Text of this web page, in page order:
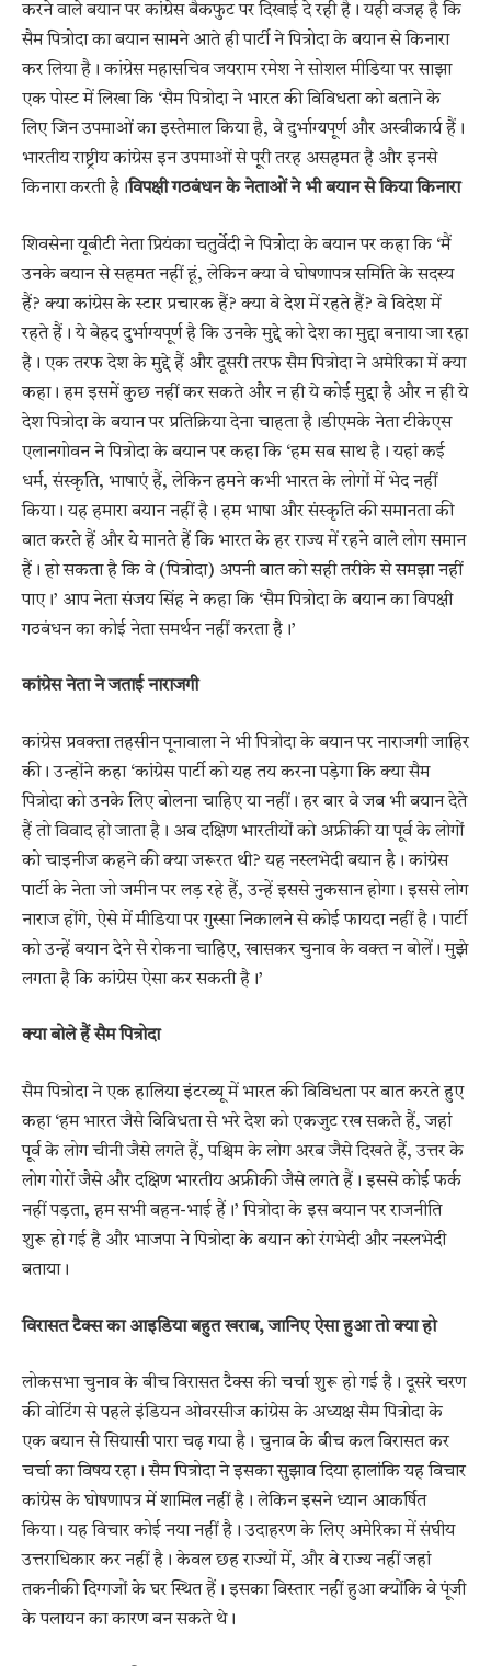
करने वाले बयान पर कांग्रेस बैकफुट पर दिखाई दे रही है। यही वजह है कि
सैम पित्रोदा का बयान सामने आते ही पार्टी ने पित्रोदा के बयान से किनारा
कर लिया है। कांग्रेस महासचिव जयराम रमेश ने सोशल मीडिया पर साझा
एक पोस्ट में लिखा कि ‘सैम पित्रोदा ने भारत की विविधता को बताने के
लिए जिन उपमाओं का इस्तेमाल किया है, वे दुर्भाग्यपूर्ण और अस्वीकार्य हैं।
भारतीय राष्ट्रीय कांग्रेस इन उपमाओं से पूरी तरह असहमत है और इनसे
किनारा करती है।विपक्षी गठबंधन के नेताओं ने भी बयान से किया किनारा
शिवसेना यूबीटी नेता प्रियंका चतुर्वेदी ने पित्रोदा के बयान पर कहा कि ‘मैं
उनके बयान से सहमत नहीं हूं, लेकिन क्या वे घोषणापत्र समिति के सदस्य
हैं? क्या कांग्रेस के स्टार प्रचारक हैं? क्या वे देश में रहते हैं? वे विदेश में
रहते हैं। ये बेहद दुर्भाग्यपूर्ण है कि उनके मुद्दे को देश का मुद्दा बनाया जा रहा
है। एक तरफ देश के मुद्दे हैं और दूसरी तरफ सैम पित्रोदा ने अमेरिका में क्या
कहा। हम इसमें कुछ नहीं कर सकते और न ही ये कोई मुद्दा है और न ही ये
देश पित्रोदा के बयान पर प्रतिक्रिया देना चाहता है।डीएमके नेता टीकेएस
एलानगोवन ने पित्रोदा के बयान पर कहा कि ‘हम सब साथ है। यहां कई
धर्म, संस्कृति, भाषाएं हैं, लेकिन हमने कभी भारत के लोगों में भेद नहीं
किया। यह हमारा बयान नहीं है। हम भाषा और संस्कृति की समानता की
बात करते हैं और ये मानते हैं कि भारत के हर राज्य में रहने वाले लोग समान
हैं। हो सकता है कि वे (पित्रोदा) अपनी बात को सही तरीके से समझा नहीं
पाए।’ आप नेता संजय सिंह ने कहा कि ‘सैम पित्रोदा के बयान का विपक्षी
गठबंधन का कोई नेता समर्थन नहीं करता है।’
कांग्रेस नेता ने जताई नाराजगी
कांग्रेस प्रवक्ता तहसीन पूनावाला ने भी पित्रोदा के बयान पर नाराजगी जाहिर
की। उन्होंने कहा ‘कांग्रेस पार्टी को यह तय करना पड़ेगा कि क्या सैम
पित्रोदा को उनके लिए बोलना चाहिए या नहीं। हर बार वे जब भी बयान देते
हैं तो विवाद हो जाता है। अब दक्षिण भारतीयों को अफ्रीकी या पूर्व के लोगों
को चाइनीज कहने की क्या जरूरत थी? यह नस्लभेदी बयान है। कांग्रेस
पार्टी के नेता जो जमीन पर लड़ रहे हैं, उन्हें इससे नुकसान होगा। इससे लोग
नाराज होंगे, ऐसे में मीडिया पर गुस्सा निकालने से कोई फायदा नहीं है। पार्टी
को उन्हें बयान देने से रोकना चाहिए, खासकर चुनाव के वक्त न बोलें। मुझे
लगता है कि कांग्रेस ऐसा कर सकती है।’
क्या बोले हैं सैम पित्रोदा
सैम पित्रोदा ने एक हालिया इंटरव्यू में भारत की विविधता पर बात करते हुए
कहा ‘हम भारत जैसे विविधता से भरे देश को एकजुट रख सकते हैं, जहां
पूर्व के लोग चीनी जैसे लगते हैं, पश्चिम के लोग अरब जैसे दिखते हैं, उत्तर के
लोग गोरों जैसे और दक्षिण भारतीय अफ्रीकी जैसे लगते हैं। इससे कोई फर्क
नहीं पड़ता, हम सभी बहन-भाई हैं।’ पित्रोदा के इस बयान पर राजनीति
शुरू हो गई है और भाजपा ने पित्रोदा के बयान को रंगभेदी और नस्लभेदी
बताया।
विरासत टैक्स का आइडिया बहुत खराब, जानिए ऐसा हुआ तो क्या हो
लोकसभा चुनाव के बीच विरासत टैक्स की चर्चा शुरू हो गई है। दूसरे चरण
की वोटिंग से पहले इंडियन ओवरसीज कांग्रेस के अध्यक्ष सैम पित्रोदा के
एक बयान से सियासी पारा चढ़ गया है। चुनाव के बीच कल विरासत कर
चर्चा का विषय रहा। सैम पित्रोदा ने इसका सुझाव दिया हालांकि यह विचार
कांग्रेस के घोषणापत्र में शामिल नहीं है। लेकिन इसने ध्यान आकर्षित
किया। यह विचार कोई नया नहीं है। उदाहरण के लिए अमेरिका में संघीय
उत्तराधिकार कर नहीं है। केवल छह राज्यों में, और वे राज्य नहीं जहां
तकनीकी दिग्गजों के घर स्थित हैं। इसका विस्तार नहीं हुआ क्योंकि वे पूंजी
के पलायन का कारण बन सकते थे।